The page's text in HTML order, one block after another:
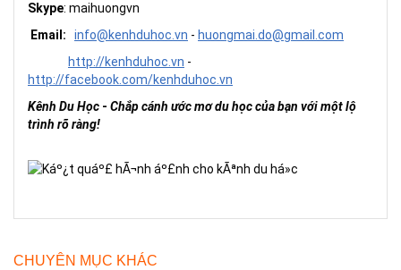
Skype: maihuongvn
Email: info@kenhduhoc.vn - huongmai .do@gmail.com
http://kenhduhoc.vn -
http://facebook.com/kenhduhoc.vn
Kênh Du Học - Chắp cánh ước mơ du học của bạn với một lộ
trình rõ ràng!
CHUYÊN MỤC KHÁC